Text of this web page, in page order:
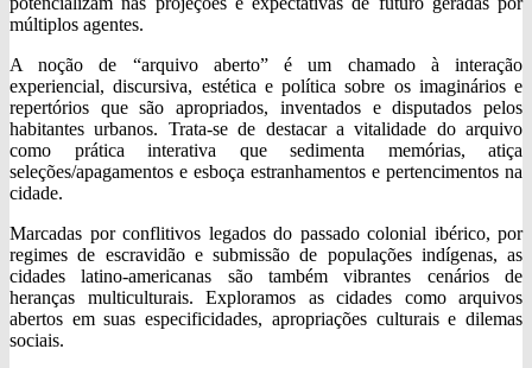
múltiplos agentes.
A noção de “arquivo aberto” é um chamado à interação
experiencial, discursiva, estética e política sobre os imaginários e
repertórios que são apropriados, inventados e disputados pelos
habitantes urbanos. Trata-se de destacar a vitalidade do arquivo
como prática interativa que sedimenta memórias, atiça
seleções/apagamentos e esboça estranhamentos e pertencimentos na
cidade.
Marcadas por conflitivos legados do passado colonial ibérico, por
regimes de escravidão e submissão de populações indígenas, as
cidades latino-americanas são também vibrantes cenários de
heranças multiculturais. Exploramos as cidades como arquivos
abertos em suas especificidades, apropriações culturais e dilemas
sociais.